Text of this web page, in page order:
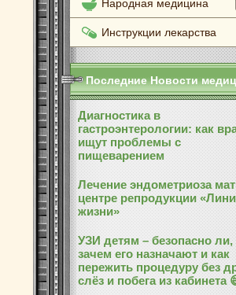
Народная медицина
Инструкции лекарства
Последние Новости
Диагностика в
гастроэнтерологии: как
ищут проблемы с
пищеварением
Лечение эндометриоза
центре репродукции
жизни»
УЗИ детям – безопасно ли,
зачем его назначают и как
пережить процедуру без
слёз и побега из кабинета